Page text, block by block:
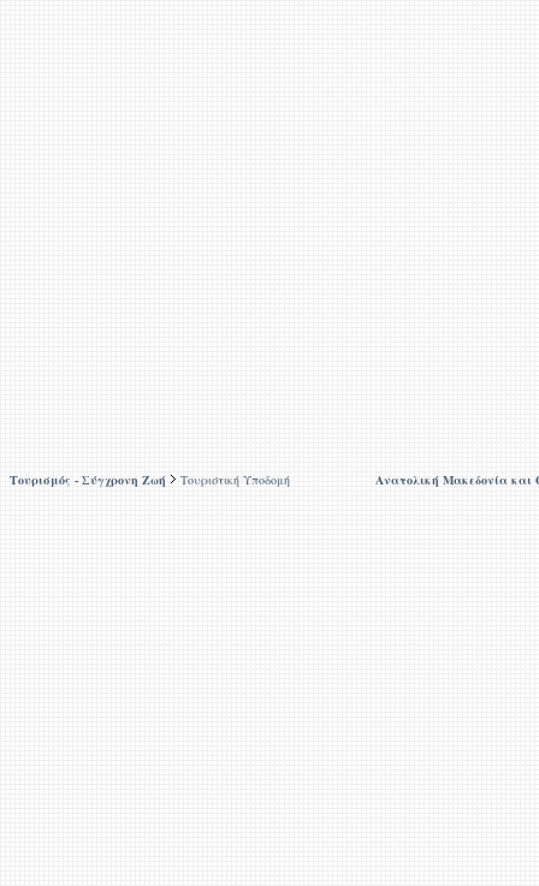
Τουρισμός - Σύγχρονη Ζωή Τουριστική Υποδομή Ανατολική Μακεδονία και